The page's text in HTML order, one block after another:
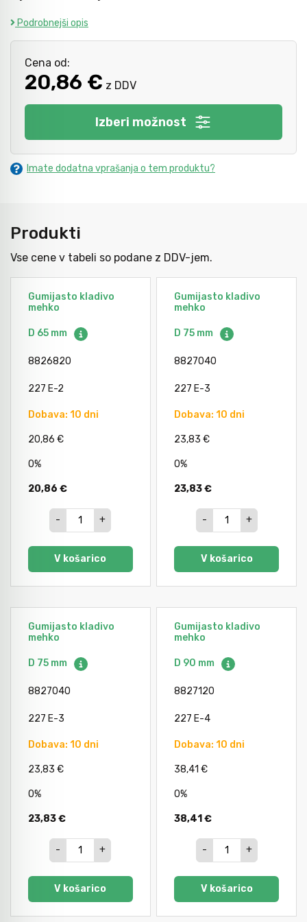
Podrobnejši opis
Cena od:
20,86 € z DDV
Izberi možnost
Imate dodatna vprašanja o tem produktu?
Produkti
Vse cene v tabeli so podane z DDV-jem.
Gumijasto kladivo
mehko
D 65 mm
8826820
227 E-2
Dobava: 10 dni
20,86 €
0%
20,86 €
- +
V košarico
Gumijasto kladivo
mehko
D 75 mm
8827040
227 E-3
Dobava: 10 dni
23,83 €
0%
23,83 €
- +
V košarico
Gumijasto kladivo
mehko
D 75 mm
8827040
227 E-3
Dobava: 10 dni
23,83 €
0%
23,83 €
- +
V košarico
Gumijasto kladivo
mehko
D 90 mm
8827120
227 E-4
Dobava: 10 dni
38,41 €
0%
38,41 €
- +
V košarico
Kladiva
Točkala, dleta, luknjači in pile
Vzvodi in primeži
Zaščitna oprema
Svetila
Avtomobilsko orodje
Krivilci cevi
Gozdarsko orodje
Tesarsko orodje
Dom in vrt
Neiskreče orodje
Mazanje